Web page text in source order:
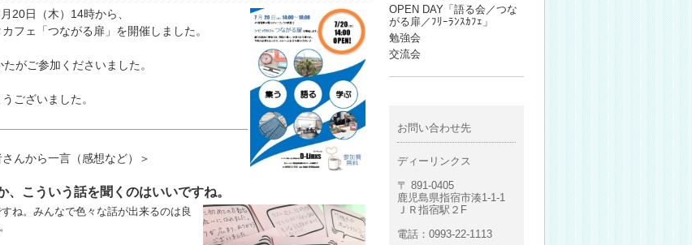
20日（木）14時から、
フェ「つながる扉」を開催しま した。
がご参加くださいました。
ございました。
さんから一言（感想など）＞
、こういう話を聞くのはいいですね。
ね。みんなで色々な話が出来るのは良
OPEN DAY「語る会／つな
がる扉／ﾌﾘｰﾗﾝｽｶﾌｪ」
勉強会
交流会
お問い合わせ先
ディーリンクス
〒 891-0405
鹿児島県指宿市湊1-1-1
ＪＲ指宿駅２F
電話：0993-22-1113